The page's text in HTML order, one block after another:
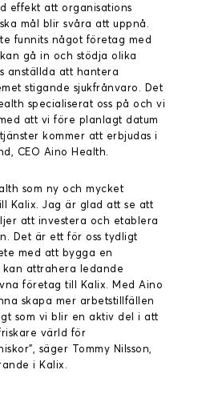
effekt att organisations
mål blir svåra att uppnå.
funnits något företag med
gå in och stödja olika
anställda att hantera
stigande sjukfrånvaro. Det
specialiserat oss på och vi
att vi före planlagt datum
kommer att erbjudas i
CEO Aino Health.
som ny och mycket
Kalix. Jag är glad att se att
att investera och etablera
Det är ett för oss tydligt
med att bygga en
attrahera ledande
företag till Kalix. Med Aino
skapa mer arbetstillfällen
som vi blir en aktiv del i att
värld för
säger Tommy Nilsson,
i Kalix.